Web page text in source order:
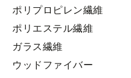
ポリプロピレン繊維
ポリエステル繊維
ガラス繊維
ウッドファイバー